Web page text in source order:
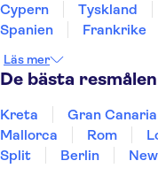
Cypern
Tyskland
Spanien
Frankrike
Sverige
Thailand
Läs mer
De bästa resmålen
Kreta Gran Canaria
Mallorca
Rom
Split
Berlin